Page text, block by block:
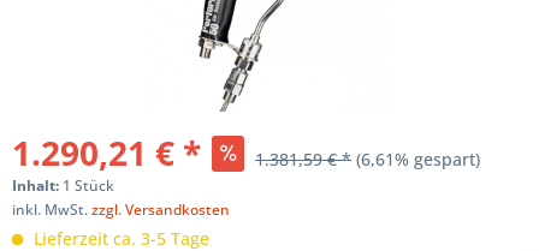
1.290,21 € * 1.381,59 € * (6,61% gespart)
Inhalt: 1 Stück
inkl. MwSt.zzgl. Versandkosten
Lieferzeit ca. 3-5 Tage